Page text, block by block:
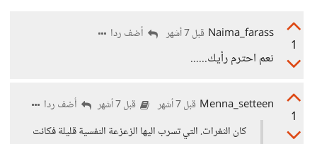
1
Naima_farass قبل 7 أشهر أضف ردا
نعم احترم رأيك......
1
Menna_setteen قبل 7 أشهر قبل 7 أشهر
أضف ردا
كان الثغرات. التي تسرب اليها الزعزعة النفسية قليلة فكانت